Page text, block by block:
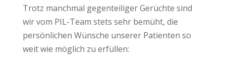
Trotz manchmal gegenteiliger Gerüchte sind
wir vom PIL-Team stets sehr bemüht, die
persönlichen Wünsche unserer Patienten so
weit wie möglich zu erfüllen: